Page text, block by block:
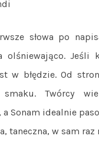
słowa po
olśniewająco.
w błędzie. Od
smaku. Twórcy
Sonam idealnie
taneczna, w sam raz